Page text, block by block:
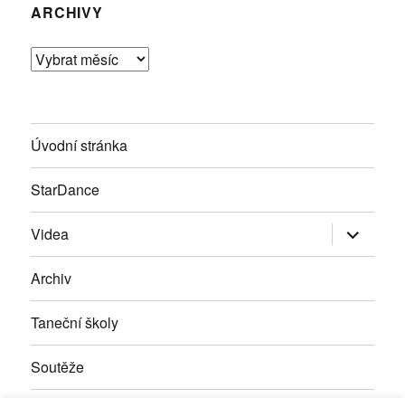
ARCHIVY
Archivy
Úvodní stránka
StarDance
Videa Zobrazit
položky
Archiv
Taneční školy
Soutěže